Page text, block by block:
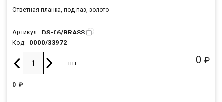
Ответная планка, под паз, золото
Артикул: DS-06/BRASS
Код: 0000/33972
0 ₽
шт
0 ₽